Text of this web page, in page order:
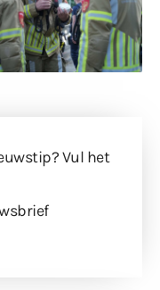
Vul het